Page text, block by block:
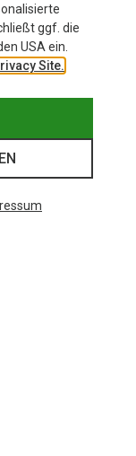
ggf. die
USA ein.
Site.